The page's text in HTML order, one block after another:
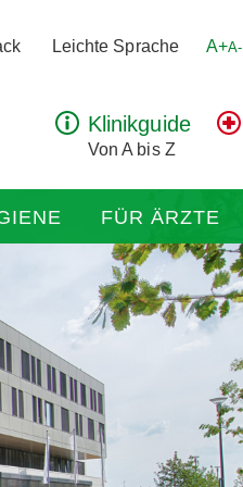
Leichte Sprache A+A-
Klinikguide
Von A bis Z
FÜR ÄRZTE